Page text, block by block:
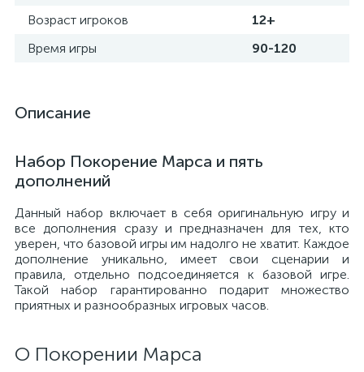
Возраст игроков
12+
Время игры
90-120
Описание
Набор Покорение Марса и пять
дополнений
Данный набор включает в себя оригинальную игру и
все дополнения сразу и предназначен для тех, кто
уверен, что базовой игры им надолго не хватит. Каждое
дополнение уникально, имеет свои сценарии и
правила, отдельно подсоединяется к базовой игре.
Такой набор гарантированно подарит множество
приятных и разнообразных игровых часов.
О Покорении Марса